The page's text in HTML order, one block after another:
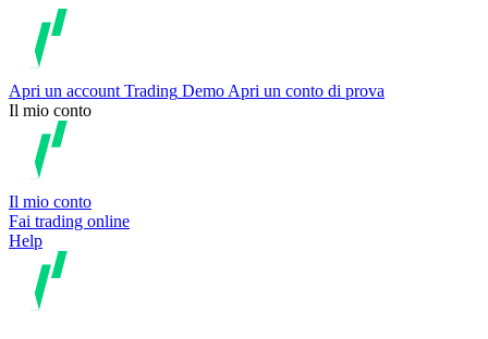
Apri un account Trading Demo Apri un conto di prova
Il mio conto
Il mio conto
Fai trading online
Help